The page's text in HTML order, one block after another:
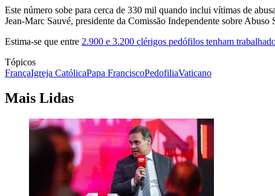
Este número sobe para cerca de 330 mil quando inclui vítimas de
Jean-Marc Sauvé, presidente da Comissão Independente sobre
Estima-se que entre 2.900 e 3.200 clérigos pedófilos tenham
Tópicos
FrançaIgreja CatólicaPapa FranciscoPedofiliaVaticano
Mais Lidas